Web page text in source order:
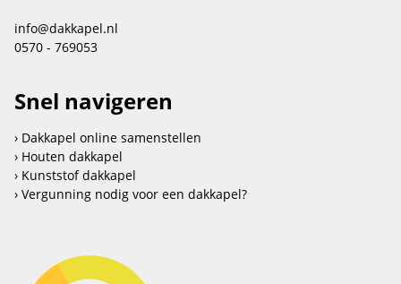
info@dakkapel.nl
0570 - 769053
Snel navigeren
Dakkapel online samenstellen
Houten dakkapel
Kunststof dakkapel
Vergunning nodig voor een dakkapel?